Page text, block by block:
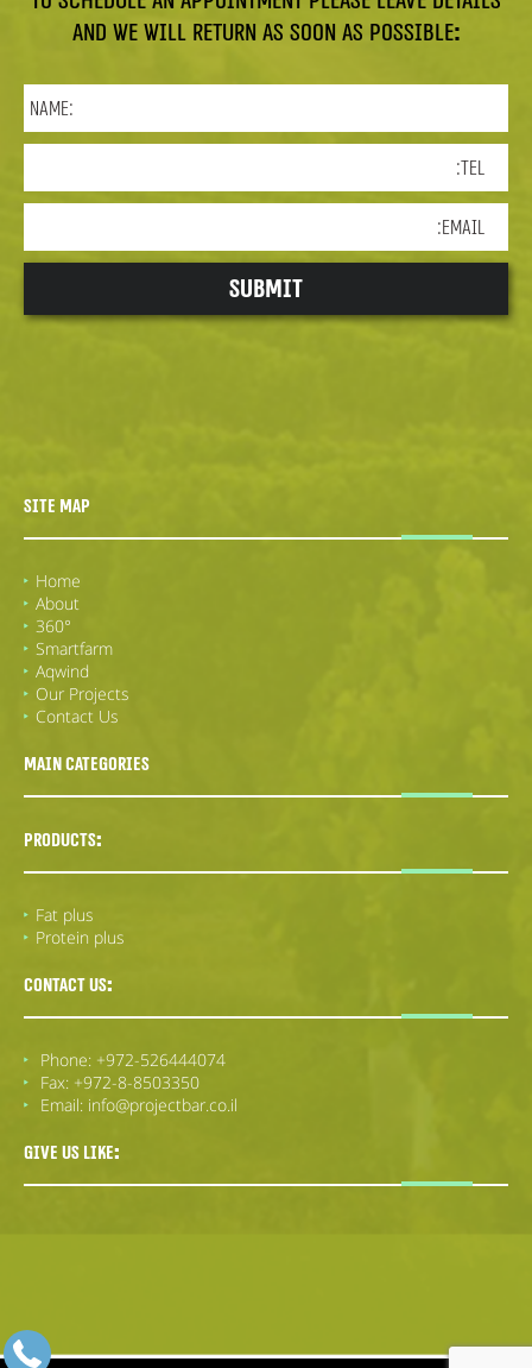
and we will return as soon as possible:
Site Map
Home
About
360°
Smartfarm
Aqwind
Our Projects
Contact Us
Main categories
Products:
Fat plus
Protein plus
Contact us:
Phone: +972-526444074
Fax: +972-8-8503350
Email: info@projectbar.co.il
Give us Like: